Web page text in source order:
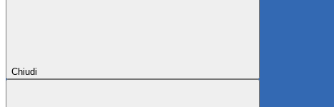
Chiudi